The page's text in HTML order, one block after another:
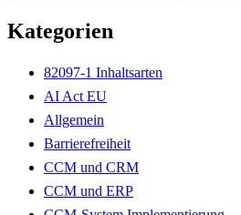
Kategorien
82097-1 Inhaltsarten
AI Act EU
Allgemein
Barrierefreiheit
CCM und CRM
CCM und ERP